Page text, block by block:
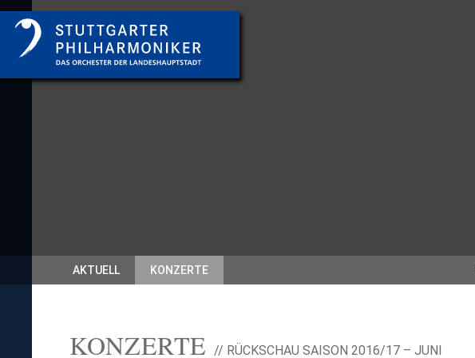
AKTUELL KONZERTE
KONZERTE // RÜCKSCHAU SAISON 2016/17 – JUNI